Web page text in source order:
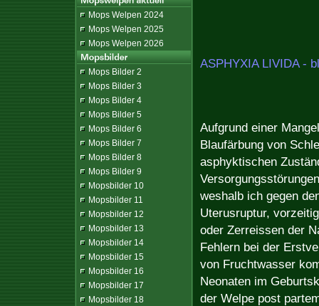
Mops Welpen 2024
Mops Welpen 2025
Mops Welpen 2026
Mops Bilder 2
Mops Bilder 3
Mops Bilder 4
Mops Bilder 5
Mops Bilder 6
Mops Bilder 7
Mops Bilder 8
Mops Bilder 9
Mopsbilder 10
Mopsbilder 11
Mopsbilder 12
Mopsbilder 13
Mopsbilder 14
Mopsbilder 15
Mopsbilder 16
Mopsbilder 17
Mopsbilder 18
ASPHYXIA LIVIDA -
Aufgrund einer
Blaufärbung von
asphyktischen
weshalb ich gegen
Uterusruptur,
oder Zerreissen der
Fehlern bei der
von Fruchtwasser
Neonaten im
der Welpe post